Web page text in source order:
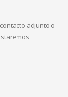
adjunto o